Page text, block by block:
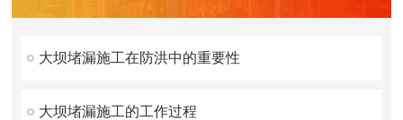
大坝堵漏施工在防洪中的重要性
大坝堵漏施工的工作过程